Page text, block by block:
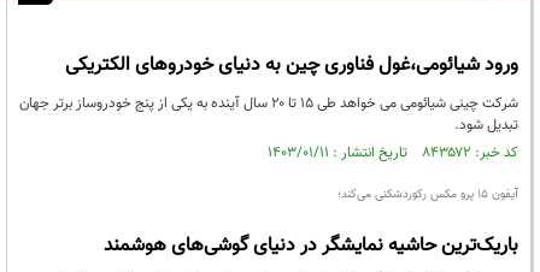
ورود شیائومی،غول فناوری چین به دنیای خودروهای الکتریکی
شرکت چینی شیائومی می خواهد طی ۱۵ تا ۲۰ سال آینده به یکی از پنج خودروساز برتر جهان
تبدیل شود.
کد خبر: ۸۴۳۵۷۲ تاریخ انتشار : ۱۴۰۳/۰۱/۱۱
آیفون 15 پرو مکس رکوردشکنی می‌کند؛
باریک‌ترین حاشیه نمایشگر در دنیای گوشی‌های هوشمند